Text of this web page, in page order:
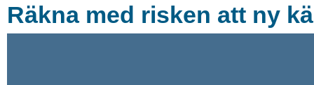
Räkna med risken att ny